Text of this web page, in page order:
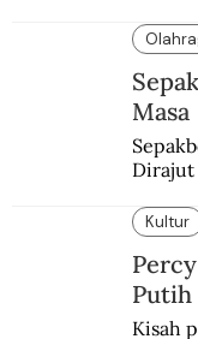
Masa
Dirajut
Kultur
Putih
Kisah